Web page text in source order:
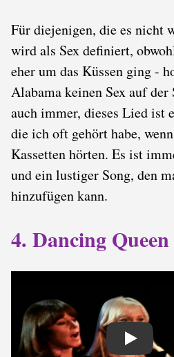
Für diejenigen, die es nicht
wird als Sex definiert,
eher um das Küssen ging -
Alabama keinen Sex auf
auch immer, dieses Lied ist
die ich oft gehört habe,
Kassetten hörten. Es ist
und ein lustiger Song, den
hinzufügen kann.
4. Dancing
Play